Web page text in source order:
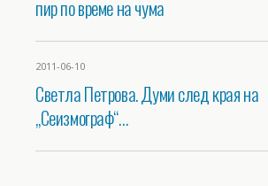
пир по време на чума
2011-06-10
Светла Петрова. Думи след края на
„Сеизмограф“…